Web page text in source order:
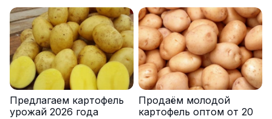
Предлагаем картофель
урожай 2026 года
Продаём молодой
картофель оптом от 20